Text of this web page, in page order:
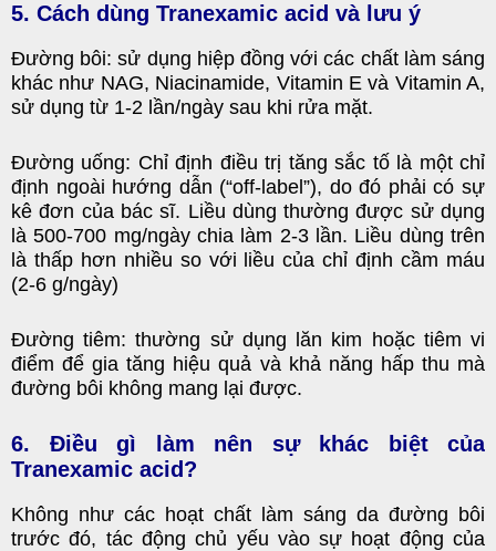
5. Cách dùng Tranexamic acid và lưu ý
Đường bôi: sử dụng hiệp đồng với các chất làm sáng
khác như NAG, Niacinamide, Vitamin Evà Vitamin A,
sử dụng từ 1-2 lần/ngày sau khi rửa mặt.
Đường uống: Chỉ định điều trị tăng sắc tố là một chỉ
định ngoài hướng dẫn (“off-label”), do đó phải có sự
kê đơn của bác sĩ. Liều dùng thường được sử dụng
là 500-700 mg/ngày chia làm 2-3 lần. Liều dùng trên
là thấp hơn nhiều so với liều của chỉ định cầm máu
(2-6 g/ngày)
Đường tiêm: thường sử dụng lăn kim hoặc tiêm vi
điểm để gia tăng hiệu quả và khả năng hấp thu mà
đường bôi không mang lại được.
6. Điều gì làm nên sự khác biệt của
Tranexamic acid?
Không như các hoạt chất làm sáng da đường bôi
trước đó, tác động chủ yếu vào sự hoạt động của